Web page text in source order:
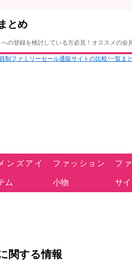
とめ
の登録を検討している方必見！オススメの
ンズアイ
ム
ファッション
小物
フ
サ
関する情報